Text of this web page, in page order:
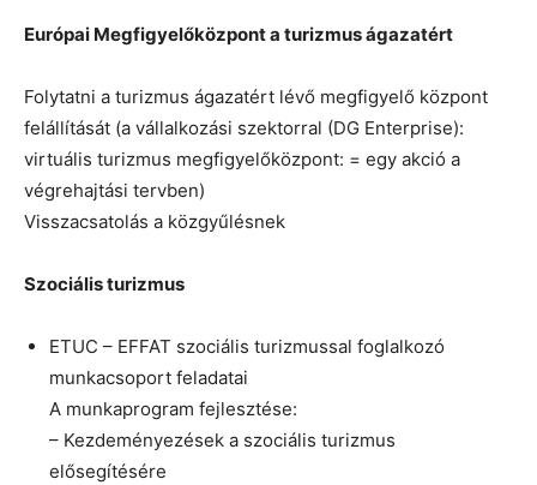
Európai Megfigyelőközpont a turizmus ágazatért
Folytatni a turizmus ágazatért lévő megfigyelő központ
felállítását (a vállalkozási szektorral (DG Enterprise):
virtuális turizmus megfigyelőközpont: = egy akció a
végrehajtási tervben)
Visszacsatolás a közgyűlésnek
Szociális turizmus
ETUC – EFFAT szociális turizmussal foglalkozó
munkacsoport feladatai
A munkaprogram fejlesztése:
– Kezdeményezések a szociális turizmus
elősegítésére